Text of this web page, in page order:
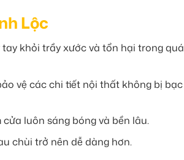
Lộc
khỏi trầy xước và tổn hại trong quá
vệ các chi tiết nội thất không bị bạc
luôn sáng bóng và bền lâu.
chùi trở nên dễ dàng hơn.